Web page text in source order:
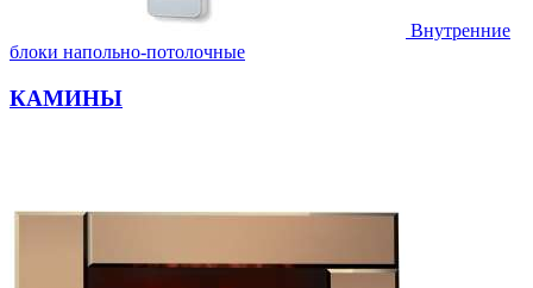
Внутренние
блоки напольно-потолочные
КАМИНЫ